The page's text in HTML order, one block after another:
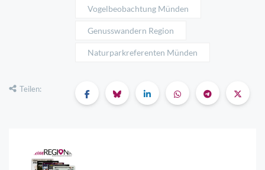
Vogelbeobachtung Münden
Genusswandern Region
Naturparkreferenten Münden
Teilen: